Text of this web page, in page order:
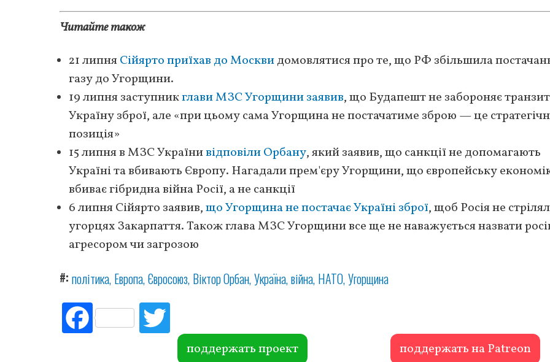
Читайте також
21 липняСійярто приїхав до Москвидомовлятися про те, що РФ збільшила
газу до Угорщини.
19 липня заступникглави МЗС Угорщини заявив, що Будапешт не забороняє
Україну зброї, але «при цьому сама Угорщина не постачатиме зброю — це
позиція»
15 липня в МЗС Українивідповіли Орбану, який заявив, що санкції не допомагають
Україні та вбивають Європу. Нагадали прем'єру Угорщини, що європейську
вбиває гібридна війна Росії, а не санкції
6 липня Сійярто заявив,що Угорщина не постачає Україні зброї, щоб Росія не
угорцях Закарпаття. Також глава МЗС Угорщини все ще не наважується назвати
агресором чи загрозою
# політика Европа Євросоюз Віктор Орбан Україна війна НАТО Угорщина
Fac
ebo itte
r поддержать проект поддержать на Patreon